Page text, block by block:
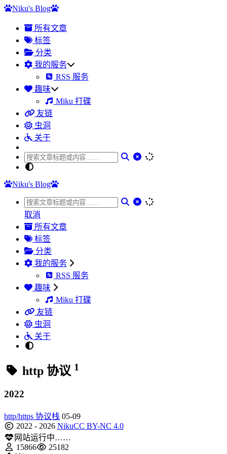
Niku's Blog
所有文章
标签
分类
我的服务
RSS 服务
趣味
Miku 打碟
友链
虫洞
关于
Niku's Blog
取消
所有文章
标签
分类
我的服务
RSS 服务
趣味
Miku 打碟
友链
虫洞
关于
http 协议 1
2022
http/https 协议栈 05-09
2022 - 2026 NikuCC BY-NC 4.0
网站运行中……
15866
25182